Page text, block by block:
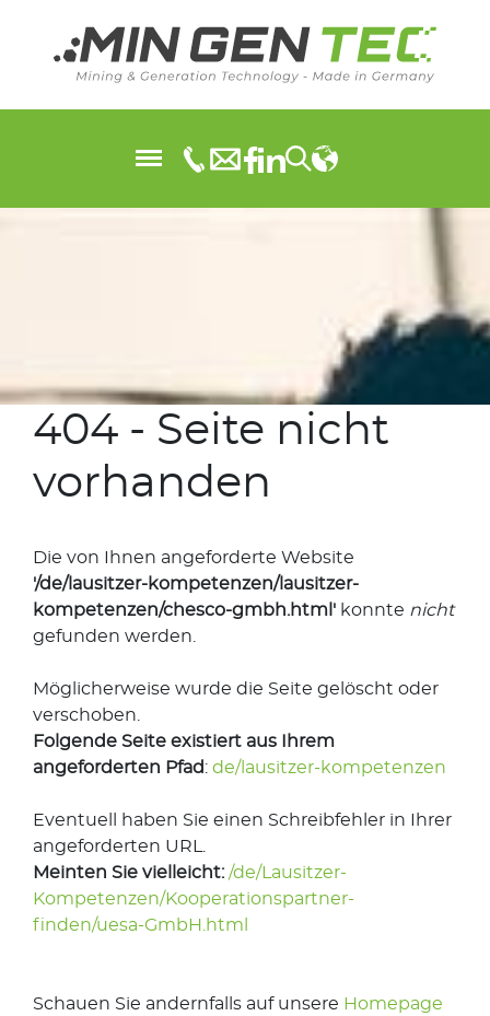
404 - Seite nicht
vorhanden
Die von Ihnen angeforderte Website
'/de/lausitzer-kompetenzen/lausitzer-
kompetenzen/chesco-gmbh.html' konnte nicht
gefunden werden.
Möglicherweise wurde die Seite gelöscht oder
verschoben.
Folgende Seite existiert aus Ihrem
angeforderten Pfad: de/lausitzer-kompetenzen
Eventuell haben Sie einen Schreibfehler in Ihrer
angeforderten URL.
Meinten Sie vielleicht: /de/Lausitzer-
Kompetenzen/Kooperationspartner-
finden/uesa-GmbH.html
Schauen Sie andernfalls auf unsere Homepage